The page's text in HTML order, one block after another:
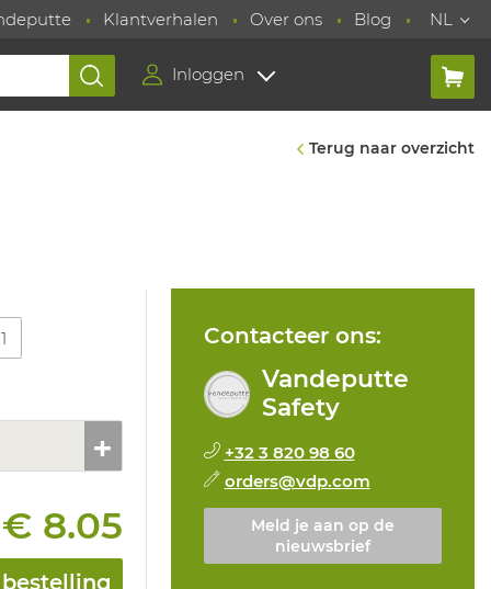
Klantverhalen Over ons Blog NL
Inloggen
Terug naar overzicht
€ 8.05
Contacteer ons:
Vandeputte
Safety
+32 3 820 98 60
orders@vdp.com
Meld je aan op de
nieuwsbrief